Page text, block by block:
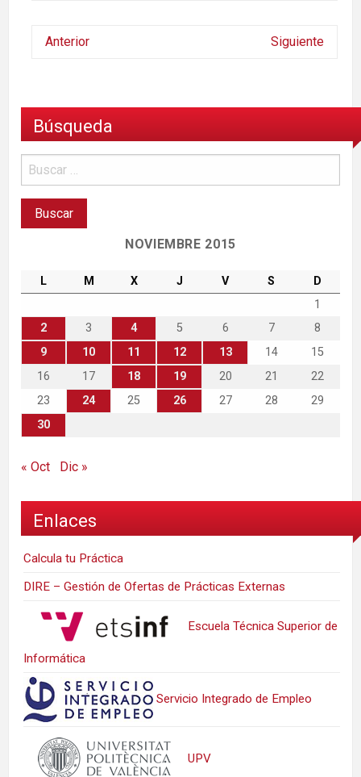
Anterior Siguiente
Búsqueda
NOVIEMBRE 2015
L M X J V S
D
1
2
3 4 5 6 7
8
9
10 11 12 13 14
15
16
17 18 19 20 21
22
23
24 25 26 27 28
29
30
« Oct Dic »
Enlaces
Calcula tu Práctica
DIRE – Gestión de Ofertas de Prácticas Externas
Escuela Técnica Superior de
Informática
Servicio Integrado de Empleo
UPV